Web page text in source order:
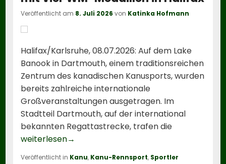
Veröffentlicht am 8. Juli 2026 von Katinka Hofmann
Halifax/Karlsruhe, 08.07.2026: Auf dem Lake
Banook in Dartmouth, einem traditionsreichen
Zentrum des kanadischen Kanusports, wurden
bereits zahlreiche internationale
Großveranstaltungen ausgetragen. Im
Stadtteil Dartmouth, auf der international
bekannten Regattastrecke, trafen die
weiterlesenRheinbrüder Karlsruhe glänzen mit vier
→
Veröffentlicht in Kanu, Kanu-Rennsport, Sportler